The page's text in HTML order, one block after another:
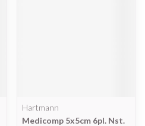
Hartmann
Medicomp 5x5cm 6pl. Nst.